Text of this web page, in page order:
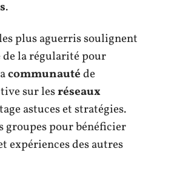
.
plus aguerris soulignent
la régularité pour
communautéde
sur lesréseaux
astuces et stratégies.
groupes pour bénéficier
expériences des autres